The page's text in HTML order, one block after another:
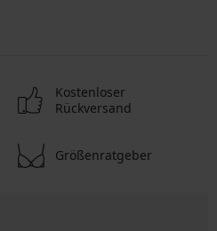
Kostenloser
Rückversand
Größenratgeber